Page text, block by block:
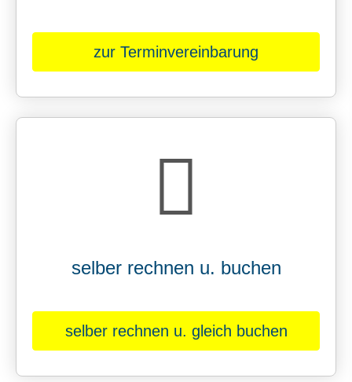
zur Terminvereinbarung
selber rechnen u. buchen
selber rechnen u. gleich buchen